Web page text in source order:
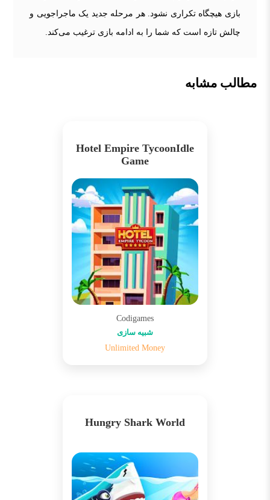
بازی هیچگاه تکراری نشود. هر مرحله جدید یک ماجراجویی و
چالش تازه است که شما را به ادامه بازی ترغیب می‌کند.
مطالب مشابه
Hotel Empire TycoonIdle
Game
Codigames
شبیه سازی
Unlimited Money
Hungry Shark World